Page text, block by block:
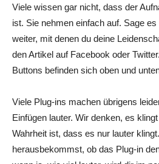
Viele wissen gar nicht, dass der
ist. Sie nehmen einfach auf. Sage
weiter, mit denen du deine
den Artikel auf Facebook oder
Buttons befinden sich oben und
Viele Plug-ins machen übrigens
Einfügen lauter. Wir denken, es
Wahrheit ist, dass es nur lauter
herausbekommst, ob das Plug-in